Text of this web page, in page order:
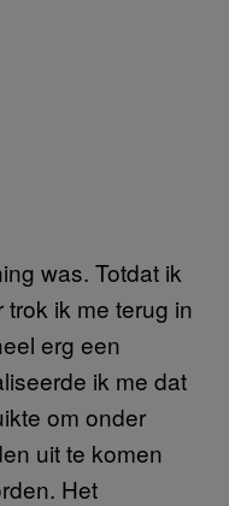
was. Totdat ik
ik me terug in
erg een
ik me dat
om onder
uit te komen
Het